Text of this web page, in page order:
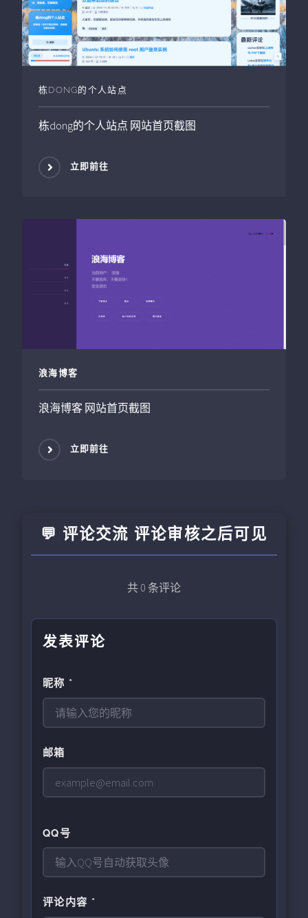
栋DONG的个人站点
栋dong的个人站点 网站首页截图
立即前往
浪海博客
浪海博客 网站首页截图
立即前往
💬 评论交流 评论审核之后可见
共 0 条评论
发表评论
昵称 *
邮箱
QQ号
评论内容 *